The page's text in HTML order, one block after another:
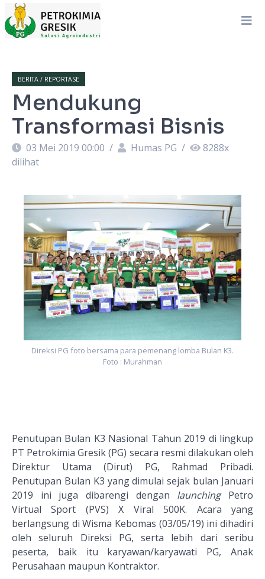
BERITA / REPORTASE
Mendukung
Transformasi Bisnis
03 Mei 2019 00:00 / Humas PG / 8288x
dilihat
Direksi PG foto bersama para pemenang lomba Bulan K3.
Foto : Murahman
Penutupan Bulan K3 Nasional Tahun 2019 di lingkup
PT Petrokimia Gresik (PG) secara resmi dilakukan oleh
Direktur Utama (Dirut) PG, Rahmad Pribadi.
Penutupan Bulan K3 yang dimulai sejak bulan Januari
2019 ini juga dibarengi dengan launchingPetro
Virtual Sport (PVS) X Viral 500K. Acara yang
berlangsung di Wisma Kebomas (03/05/19) ini dihadiri
oleh seluruh Direksi PG, serta lebih dari seribu
peserta, baik itu karyawan/karyawati PG, Anak
Perusahaan maupun Kontraktor.